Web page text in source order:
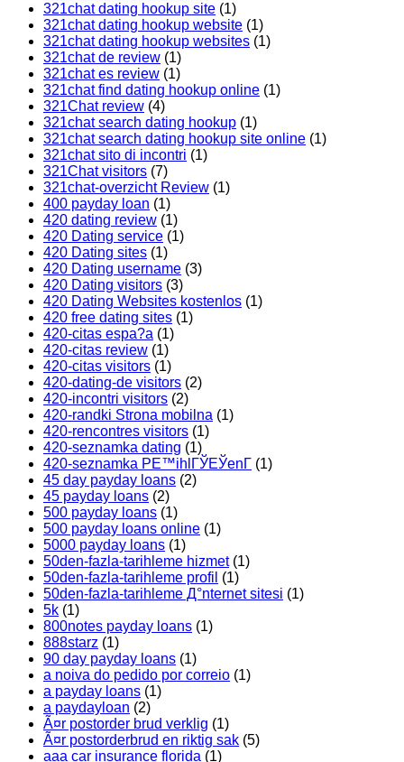
321chat dating hookup site (1)
321chat dating hookup website (1)
321chat dating hookup websites (1)
321chat de review (1)
321chat es review (1)
321chat find dating hookup online (1)
321Chat review (4)
321chat search dating hookup (1)
321chat search dating hookup site online (1)
321chat sito di incontri (1)
321Chat visitors (7)
321chat-overzicht Review (1)
400 payday loan (1)
420 dating review (1)
420 Dating service (1)
420 Dating sites (1)
420 Dating username (3)
420 Dating visitors (3)
420 Dating Websites kostenlos (1)
420 free dating sites (1)
420-citas espa?a (1)
420-citas review (1)
420-citas visitors (1)
420-dating-de visitors (2)
420-incontri visitors (2)
420-randki Strona mobilna (1)
420-rencontres visitors (1)
420-seznamka dating (1)
420-seznamka PЕ™ihlГЎЕЎenГ­ (1)
45 day payday loans (2)
45 payday loans (2)
500 payday loans (1)
500 payday loans online (1)
5000 payday loans (1)
50den-fazla-tarihleme hizmet(1)
50den-fazla-tarihleme profil (1)
50den-fazla-tarihleme Д°nternet sitesi (1)
5k (1)
800notes payday loans (1)
888starz (1)
90 day payday loans (1)
a noiva do pedido por correio (1)
a payday loans (1)
a paydayloan (2)
Ã¤r postorder brud verklig (1)
Ã¤r postorderbrud en riktig sak (5)
aaa car insurance florida (1)